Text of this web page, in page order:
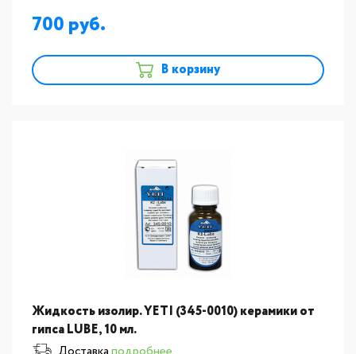
700
В корзину
Жидкость изолир. YETI (345-0010) керамики от
гипса LUBE, 10 мл.